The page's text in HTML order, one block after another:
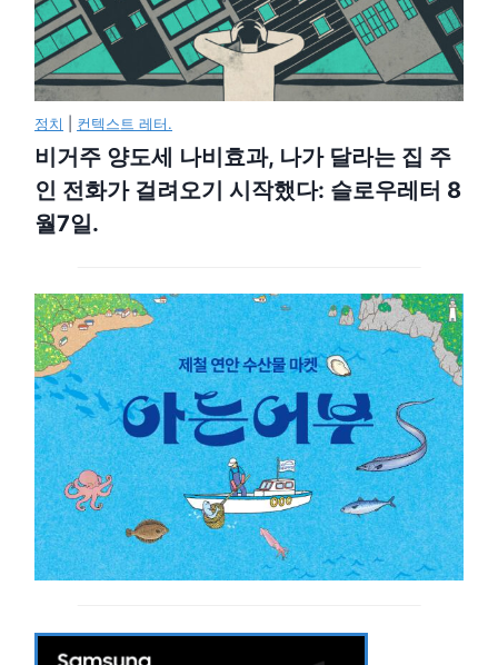
정치 컨텍스트 레터.
비거주 양도세 나비효과, 나가 달라는 집 주
인 전화가 걸려오기 시작했다: 슬로우레터 8
월7일.